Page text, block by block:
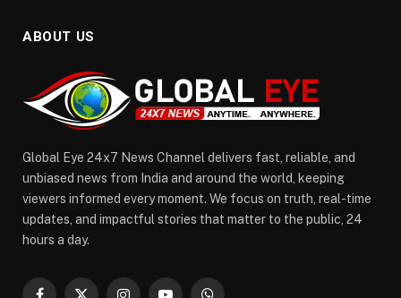
ABOUT US
Global Eye 24x7 News Channel delivers fast, reliable, and
unbiased news from India and around the world, keeping
viewers informed every moment. We focus on truth, real-time
updates, and impactful stories that matter to the public, 24
hours a day.